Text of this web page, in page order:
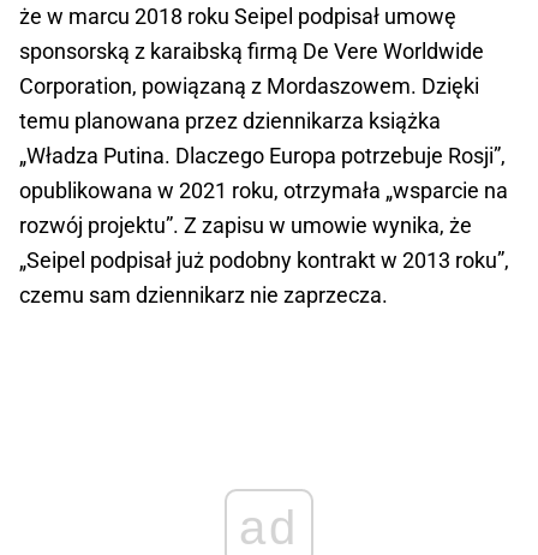
że w marcu 2018 roku Seipel podpisał umowę
sponsorską z karaibską firmą De Vere Worldwide
Corporation, powiązaną z Mordaszowem. Dzięki
temu planowana przez dziennikarza książka
„Władza Putina. Dlaczego Europa potrzebuje Rosji”,
opublikowana w 2021 roku, otrzymała „wsparcie na
rozwój projektu”. Z zapisu w umowie wynika, że
„Seipel podpisał już podobny kontrakt w 2013 roku”,
czemu sam dziennikarz nie zaprzecza.
ad